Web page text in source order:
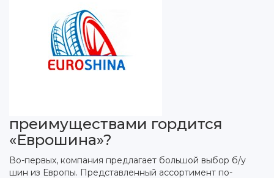
преимуществами гордится
«Еврошина»?
Во-первых, компания предлагает большой выбор б/у
шин из Европы. Представленный ассортимент по-